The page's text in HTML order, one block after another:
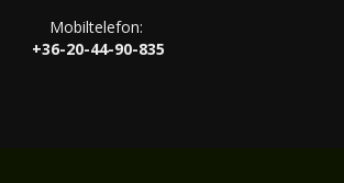
Mobiltelefon:
+36-20-44-90-835